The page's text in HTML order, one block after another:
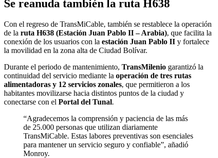
Se reanuda también la ruta H638
Con el regreso de TransMiCable, también se restablece la operación
de la ruta H638 (Estación Juan Pablo II – Arabia), que facilita la
conexión de los usuarios con la estación Juan Pablo II y fortalece
la movilidad en la zona alta de Ciudad Bolívar.
Durante el periodo de mantenimiento, TransMilenio garantizó la
continuidad del servicio mediante la operación de tres rutas
alimentadoras y 12 servicios zonales, que permitieron a los
habitantes movilizarse hacia distintos puntos de la ciudad y
conectarse con el Portal del Tunal.
“Agradecemos la comprensión y paciencia de las más
de 25.000 personas que utilizan diariamente
TransMiCable. Estas labores preventivas son esenciales
para mantener un servicio seguro y confiable”, añadió
Monroy.